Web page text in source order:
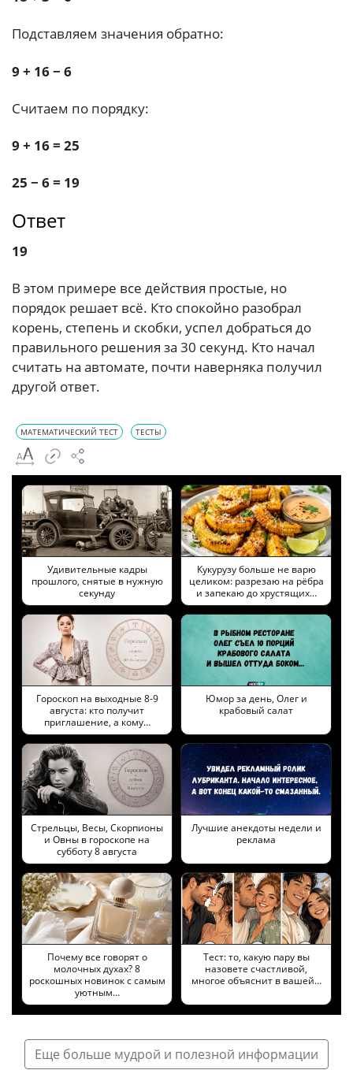
Подставляем значения обратно:
9 + 16 − 6
Считаем по порядку:
9 + 16 = 25
25 − 6 = 19
Ответ
19
В этом примере все действия простые, но
порядок решает всё. Кто спокойно разобрал
корень, степень и скобки, успел добраться до
правильного решения за 30 секунд. Кто начал
считать на автомате, почти наверняка получил
другой ответ.
МАТЕМАТИЧЕСКИЙ ТЕСТ ТЕСТЫ
Удивительные кадры
прошлого, снятые в нужную
секунду
Кукурузу больше не варю
целиком: разрезаю на рёбра
и запекаю до хрустящих…
Гороскоп на выходные 8-9
августа: кто получит
приглашение, а кому…
Юмор за день, Олег и
крабовый салат
Стрельцы, Весы, Скорпионы
и Овны в гороскопе на
субботу 8 августа
Лучшие анекдоты недели и
реклама
Почему все говорят о
молочных духах? 8
роскошных новинок с самым
уютным…
Тест: то, какую пару вы
назовете счастливой,
многое объяснит в вашей…
Еще больше мудрой и полезной информации